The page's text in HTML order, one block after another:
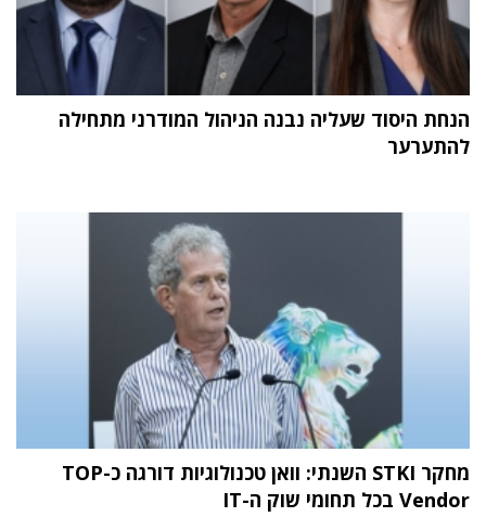
הנחת היסוד שעליה נבנה הניהול המודרני מתחילה
להתערער
מחקר STKI השנתי: וואן טכנולוגיות דורגה כ-TOP
Vendor בכל תחומי שוק ה-IT